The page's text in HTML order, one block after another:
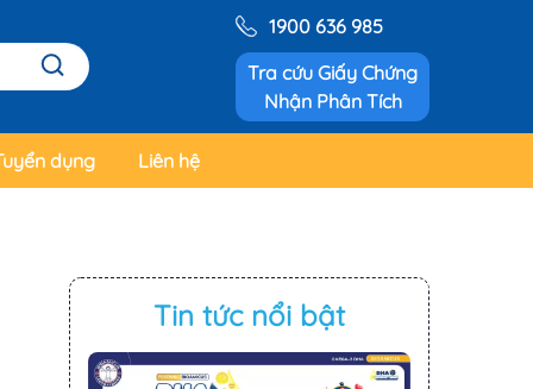
1900 636 985
Tra cứu Giấy Chứng
Nhận Phân Tích
dụng Liên hệ
Tin tức nổi bật